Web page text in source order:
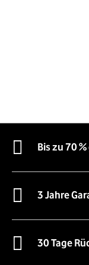
Bis zu 70
3 Jahre
30 Tage